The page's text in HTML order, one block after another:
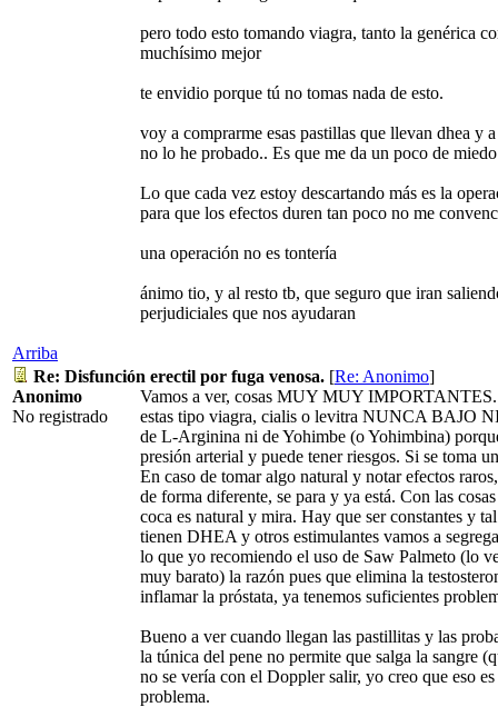
pero todo esto tomando viagra, tanto la genérica
muchísimo mejor
te envidio porque tú no tomas nada de esto.
voy a comprarme esas pastillas que llevan dhea y
no lo he probado.. Es que me da un poco de
Lo que cada vez estoy descartando más es la
para que los efectos duren tan poco no me
una operación no es tontería
ánimo tio, y al resto tb, que seguro que iran
perjudiciales que nos ayudaran
Arriba
Re: Disfunción erectil por fuga venosa. [Re: Anonimo]
Anonimo
No registrado
Vamos a ver, cosas MUY MUY IMPORTANTES.
estas tipo viagra, cialis o levitra NUNCA BAJO
de L-Arginina ni de Yohimbe (o Yohimbina)
presión arterial y puede tener riesgos. Si se toma
En caso de tomar algo natural y notar efectos
de forma diferente, se para y ya está. Con las
coca es natural y mira. Hay que ser constantes y
tienen DHEA y otros estimulantes vamos a
lo que yo recomiendo el uso de Saw Palmeto (lo
muy barato) la razón pues que elimina la
inflamar la próstata, ya tenemos suficientes
Bueno a ver cuando llegan las pastillitas y las
la túnica del pene no permite que salga la sangre
no se vería con el Doppler salir, yo creo que eso
problema.